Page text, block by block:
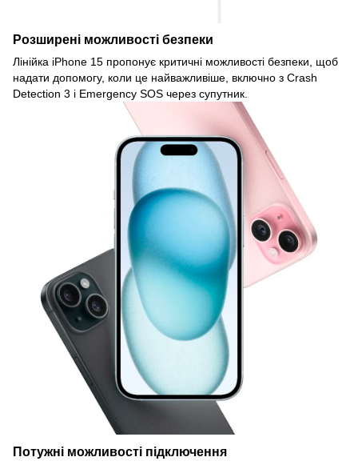
Розширені можливості безпеки
Лінійка iPhone 15 пропонує критичні можливості безпеки, щоб
надати допомогу, коли це найважливіше, включно з Crash
Detection 3 і Emergency SOS через супутник.
Потужні можливості підключення